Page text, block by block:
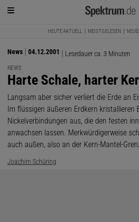
HEUTE AKTUELL MEISTGELESEN
News 04.12.2001 Lesedauer ca. 3 Minuten
NEWS
:
Harte Schale, harter
Langsam aber sicher verliert die Erde an
Im flüssigen äußeren Erdkern kristallieren
Nickelverbindungen aus, die den festen
anwachsen lassen. Merkwürdigerweise
auch außen, also an der Kern-Mantel-
Joachim Schüring